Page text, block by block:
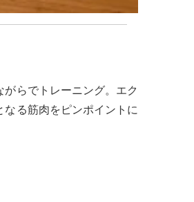
らでトレーニング。エク
る筋肉をピンポイントに